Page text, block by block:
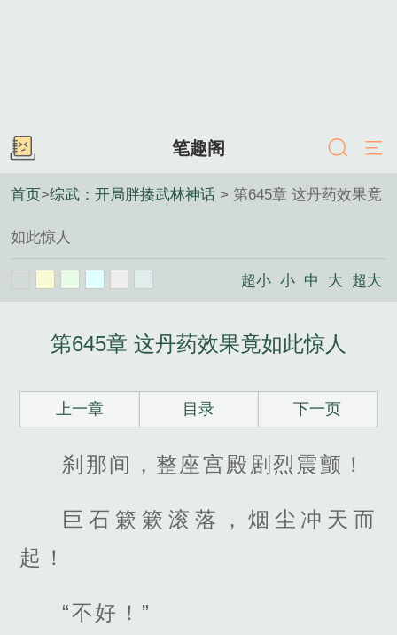
笔趣阁
首页>综武：开局胖揍武林神话 > 第645章 这丹药效果竟
如此惊人
超小 小 中 大 超大
第645章 这丹药效果竟如此惊人
上一章 目录 下一页
刹那间，整座宫殿剧烈震颤！
巨石簌簌滚落，烟尘冲天而
起！
“不好！”